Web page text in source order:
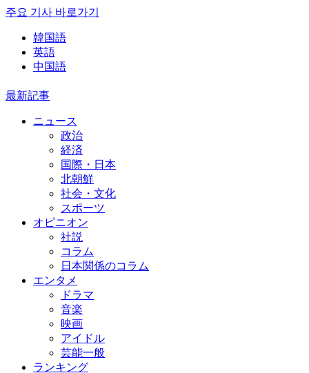
주요 기사 바로가기
韓国語
英語
中国語
最新記事
ニュース
政治
経済
国際・日本
北朝鮮
社会・文化
スポーツ
オピニオン
社説
コラム
日本関係のコラム
エンタメ
ドラマ
音楽
映画
アイドル
芸能一般
ランキング